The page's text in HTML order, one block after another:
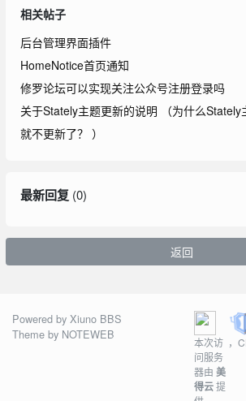
相关帖子
后台管理界面插件
HomeNotice首页通知
修罗论坛可以实现关注公众号注册登录吗
关于Stately主题更新的说明 （为什么
就不更新了？ ）
最新回复(0)
返回
Powered by Xiuno BBS
Theme by NOTEWEB
本次访
问服务
器由 美
得云提
，